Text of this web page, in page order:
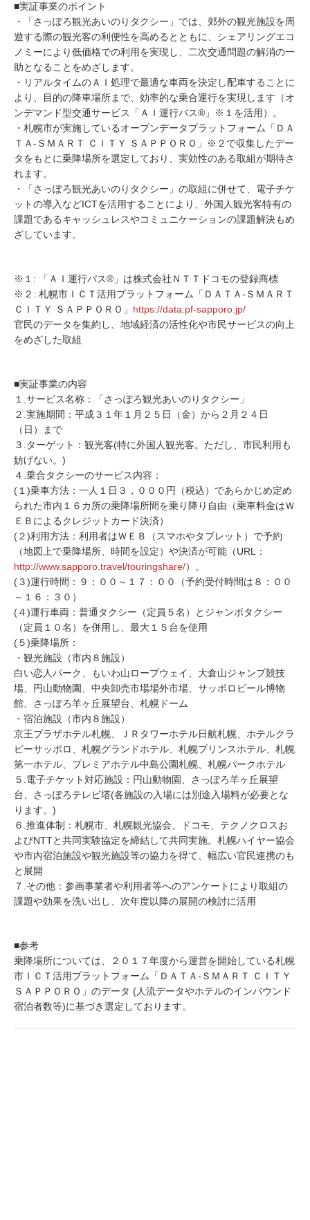
■実証事業のポイント
・「さっぽろ観光あいのりタクシー」では、郊外の観光施設を周
遊する際の観光客の利便性を高めるとともに、シェアリングエコ
ノミーにより低価格での利用を実現し、二次交通問題の解消の一
助となることをめざします。
・リアルタイムのＡＩ処理で最適な車両を決定し配車することに
より、目的の降車場所まで、効率的な乗合運行を実現します（オ
ンデマンド型交通サービス「ＡＩ運行バス®」※１を活用）。
・札幌市が実施しているオープンデータプラットフォーム「ＤＡ
ＴＡ-ＳＭＡＲＴ ＣＩＴＹ ＳＡＰＰＯＲＯ」※２で収集したデー
タをもとに乗降場所を選定しており、実効性のある取組が期待さ
れます。
・「さっぽろ観光あいのりタクシー」の取組に併せて、電子チケ
ットの導入などICTを活用することにより、外国人観光客特有の
課題であるキャッシュレスやコミュニケーションの課題解決もめ
ざしています。
※１: 「ＡＩ運行バス®」は株式会社ＮＴＴドコモの登録商標
※２: 札幌市ＩＣＴ活用プラットフォーム「ＤＡＴＡ-ＳＭＡＲＴ
ＣＩＴＹ ＳＡＰＰＯＲＯ」 https://data.pf-sapporo.jp/
官民のデータを集約し、地域経済の活性化や市民サービスの向上
をめざした取組
■実証事業の内容
１.サービス名称：「さっぽろ観光あいのりタクシー」
２.実施期間：平成３１年１月２５日（金）から２月２４日
（日）まで
３.ターゲット：観光客(特に外国人観光客。ただし、市民利用も
妨げない。)
４.乗合タクシーのサービス内容：
(１)乗車方法：一人１日３，０００円（税込）であらかじめ定め
られた市内１６カ所の乗降場所間を乗り降り自由（乗車料金はＷ
ＥＢによるクレジットカード決済）
(２)利用方法：利用者はＷＥＢ（スマホやタブレット）で予約
（地図上で乗降場所、時間を設定）や決済が可能（URL：
http://www.sapporo.travel/touringshare/）。
(３)運行時間：９：００～１７：００（予約受付時間は８：００
～１６：３０）
(４)運行車両：普通タクシー（定員５名）とジャンボタクシー
（定員１０名）を併用し、最大１５台を使用
(５)乗降場所：
・観光施設（市内８施設）
白い恋人パーク、もいわ山ロープウェイ、大倉山ジャンプ競技
場、円山動物園、中央卸売市場場外市場、サッポロビール博物
館、さっぽろ羊ヶ丘展望台、札幌ドーム
・宿泊施設（市内８施設）
京王プラザホテル札幌、ＪＲタワーホテル日航札幌、ホテルクラ
ビーサッポロ、札幌グランドホテル、札幌プリンスホテル、札幌
第一ホテル、プレミアホテル中島公園札幌、札幌パークホテル
５.電子チケット対応施設：円山動物園、さっぽろ羊ヶ丘展望
台、さっぽろテレビ塔(各施設の入場には別途入場料が必要とな
ります。)
６.推進体制：札幌市、札幌観光協会、ドコモ、テクノクロスお
よびNTTと共同実験協定を締結して共同実施。札幌ハイヤー協会
や市内宿泊施設や観光施設等の協力を得て、幅広い官民連携のも
と展開
７.その他：参画事業者や利用者等へのアンケートにより取組の
課題や効果を洗い出し、次年度以降の展開の検討に活用
■参考
乗降場所については、２０１７年度から運営を開始している札幌
市ＩＣＴ活用プラットフォーム「ＤＡＴＡ-ＳＭＡＲＴ ＣＩＴＹ
ＳＡＰＰＯＲＯ」のデータ (人流データやホテルのインバウンド
宿泊者数等)に基づき選定しております。